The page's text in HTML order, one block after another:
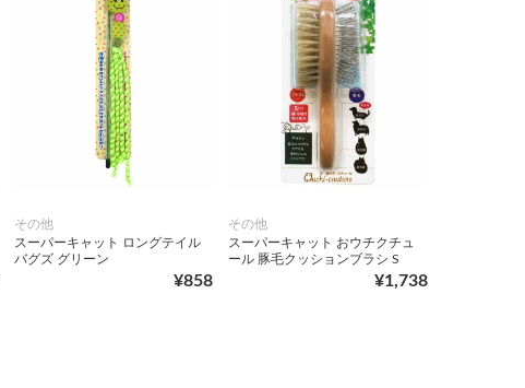
その他
スーパーキャット ロングテイル
バグズ グリーン
¥858
その他
スーパーキャット おウチクチュ
ール 豚毛クッションブラシ S
¥1,738